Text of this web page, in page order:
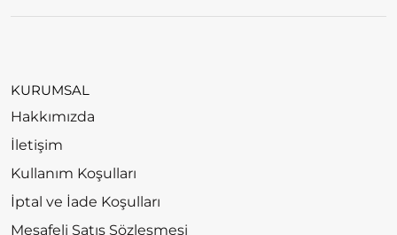
KURUMSAL
Hakkımızda
İletişim
Kullanım Koşulları
İptal ve İade Koşulları
Mesafeli Satış Sözleşmesi